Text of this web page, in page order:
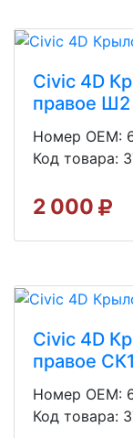
Civic 4D
правое Ш2
Номер OEM:
Код товара:
2 000
Civic 4D
правое СК1
Номер OEM:
Код товара: